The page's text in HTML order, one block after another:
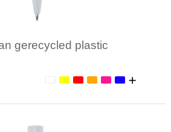
gerecycled plastic